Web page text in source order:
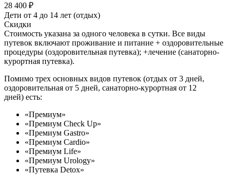
28 400 ₽
Дети от 4 до 14 лет (отдых)
Скидки
Стоимость указана за одного человека в сутки. Все виды
путевок включают проживание и питание + оздоровительные
процедуры (оздоровительная путевка); +лечение (санаторно-
курортная путевка).
Помимо трех основных видов путевок (отдых от 3 дней,
оздоровительная от 5 дней, санаторно-курортная от 12
дней) есть:
«Премиум»
«Премиум Check Up»
«Премиум Gastro»
«Премиум Cardio»
«Премиум Life»
«Премиум Urology»
«Путевка Detox»